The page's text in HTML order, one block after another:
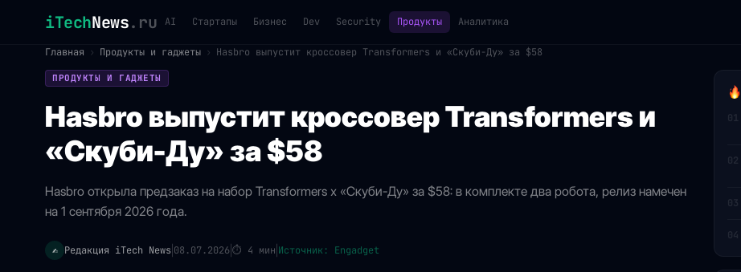
iTechNews.ru AI Стартапы Бизнес Dev Security Продукты Аналитика
Главная
› Продукты и гаджеты › Hasbro выпустит кроссовер Transformers и «Скуби-Ду» за $58
ПРОДУКТЫ И ГАДЖЕТЫ
Hasbro выпустит кроссовер Transformers и
«Скуби-Ду» за $58
Hasbro открыла предзаказ на набор Transformers x «Скуби-Ду» за $58: в комплекте два робота, релиз намечен
на 1 сентября 2026 года.
✍️ Редакция iTech News 08.07.2026⏱ 4 мин Источник: Engadget
01
02
03
04